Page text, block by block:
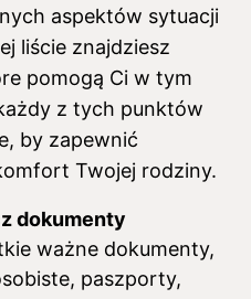
aspektów sytuacji
liście znajdziesz
pomogą Ci w tym
z tych punktów
by zapewnić
Twojej rodziny.
dokumenty
ważne dokumenty,
paszporty,